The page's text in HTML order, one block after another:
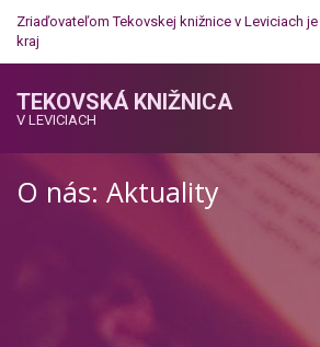
Zriaďovateľom Tekovskej knižnice v Leviciach je
kraj
TEKOVSKÁ KNIŽNICA
V LEVICIACH
O nás: Aktuality